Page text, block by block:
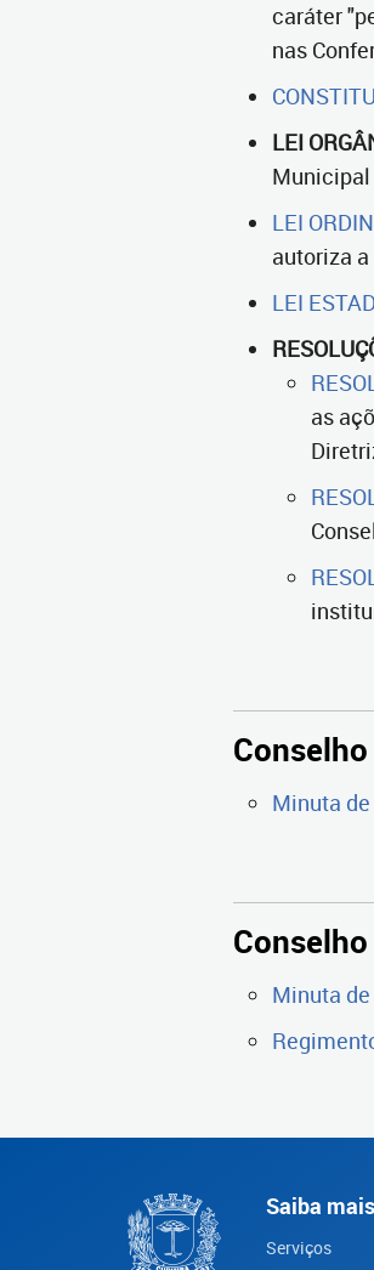
caráter
nas
LEI
Municipal
LEI
autoriza
LEI
as
Minuta
Minuta
Saiba mais
Serviços